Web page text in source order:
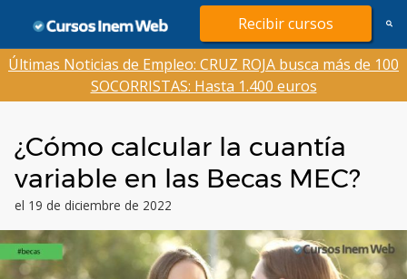
contenido
Recibir cursos
Últimas Noticias de Empleo: CRUZ ROJA busca más de 100
SOCORRISTAS: Hasta 1.400 euros
¿Cómo calcular la cuantía
variable en las Becas MEC?
el 19 de diciembre de 2022